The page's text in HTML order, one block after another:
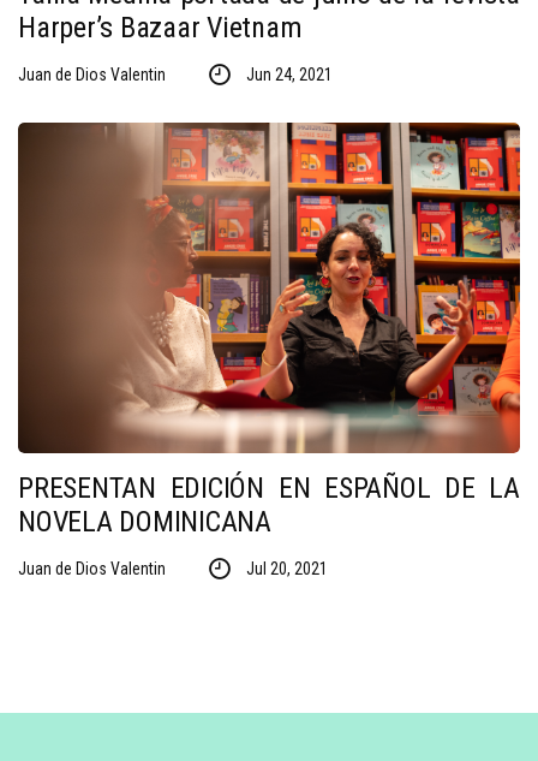
Harper’s Bazaar Vietnam
Juan de Dios Valentin Jun 24, 2021
PRESENTAN EDICIÓN EN ESPAÑOL DE LA
NOVELA DOMINICANA
Juan de Dios Valentin Jul 20, 2021